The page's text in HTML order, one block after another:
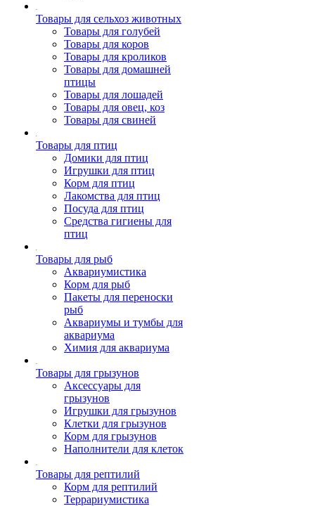
Товары для сельхоз животных
Товары для голубей
Товары для коров
Товары для кроликов
Товары для домашней
птицы
Товары для лошадей
Товары для овец, коз
Товары для свиней
Товары для птиц
Домики для птиц
Игрушки для птиц
Корм для птиц
Лакомства для птиц
Посуда для птиц
Средства гигиены для
птиц
Товары для рыб
Аквариумистика
Корм для рыб
Пакеты для переноски
рыб
Аквариумы и тумбы для
аквариума
Химия для аквариума
Товары для грызунов
Аксессуары для
грызунов
Игрушки для грызунов
Клетки для грызунов
Корм для грызунов
Наполнители для клеток
Товары для рептилий
Корм для рептилий
Террариумистика